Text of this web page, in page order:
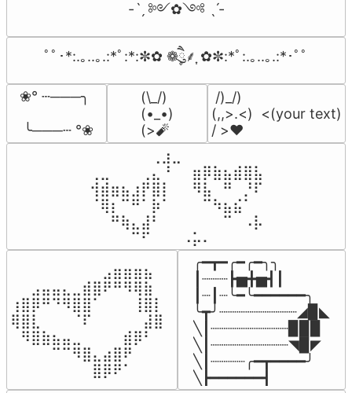
-ˋˏ ༻✿༺ ˎˊ-
ﾟﾟ･*:.｡..｡.:*ﾟ:*:✼✿ ❁ཻུ۪۪⸙͎ ✿✼:*ﾟ:.｡..｡.:*･ﾟﾟ
❀° ┄───╮
╰───┄ °❀
(\_/)
(•_•)
(>🧨
/)_/)
(,,>.<)  <(your text)
/ >❤️
⠀⠀⠀⠀⠀⠀⢀⣰⣀⠀⠀⠀⠀⠀⠀⠀⠀
⢀⣀⠀⠀⠀⢀⣄⠘⠀⠀⣶⡿⣷⣦⣾⣿⣧
⢺⣾⣶⣦⣰⡟⣿⡇⠀⠀⠻⣧⠀⠛⠀⡘⠏
⠈⢿⡆⠉⠛⠁⡷⠁⠀⠀⠀⠉⠳⣦⣮⠁⠀
⠀⠀⠛⢷⣄⣼⠃⠀⠀⠀⠀⠀⠀⠉⠀⠠⡧
⠀⠀⠀⠀⠉⠋⠀⠀⠀⠠⡥⠄⠀⠀⠀⠀⠀
⠀⠀⠀⠀⠀⠀⠀⠀⠀⣠⣶⣶⣶⣦⠀⠀
⠀⠀⣠⣤⣤⣄⣀⣾⣿⠟⠛⠻⢿⣷⠀
⢰⣿⡿⠛⠙⠻⣿⣿⠁⠀⠀⠀⢸⣿⡇
⢿⣿⣇⠀⠀⠀⠈⠏⠀⠀⠀⠀⠀⣼⣿⠀
⠀⠻⣿⣷⣦⣤⣀⠀⠀⠀⠀⣾⡿⠃⠀
⠀⠀⠀⠀⠉⠉⠻⣿⣄⣴⣿⠟⠀⠀⠀
⠀⠀⠀⠀⠀⠀⠀⠀⣿⡿⠟⠁⠀⠀⠀⠀
╭━┳━╭━╭━╮╮
┃┈┈┈┣▅╋▅┫┃
┃┈┃┈╰━╰━━━━━━╮
╰┳╯┈┈┈┈┈┈┈┈┈◢▉◣
╲┃┈┈┈┈┈┈┈┈┈▉▉▉
╲┃┈┈┈┈┈┈┈┈┈◥▉◤
╲┃┈┈┈┈╭━┳━━━━╯
╲┣━━━━━━┫﻿